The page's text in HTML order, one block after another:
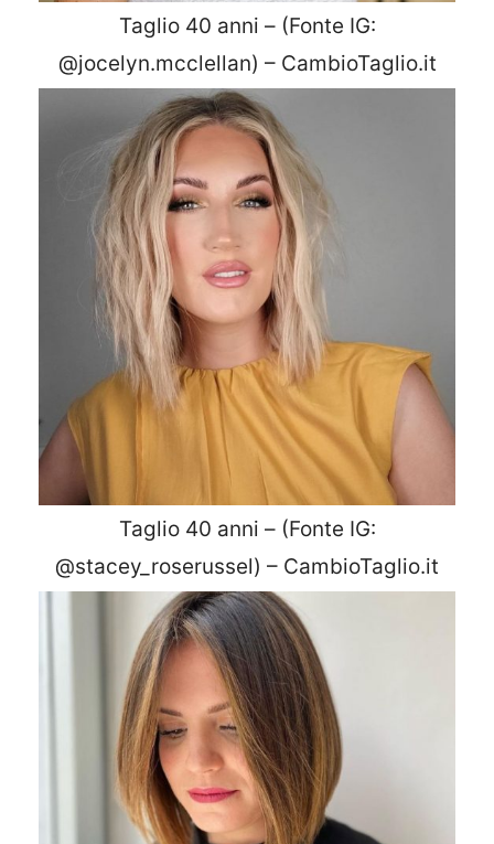
Taglio 40 anni – (Fonte IG:
@jocelyn.mcclellan) – CambioTaglio.it
Taglio 40 anni – (Fonte IG:
@stacey_roserussel) – CambioTaglio.it